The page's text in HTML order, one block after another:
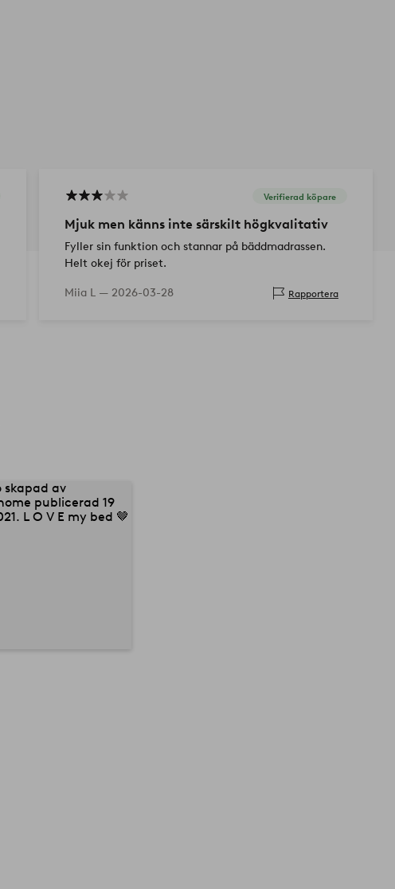
Verifierad köpare
Mjuk men känns inte särskilt högkvalitativ
Fyller sin funktion och stannar på bäddmadrassen.
Helt okej för priset.
Miia L — 2026-03-28 Rapportera